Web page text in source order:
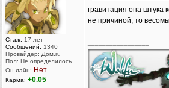
Стаж: 17 лет
Сообщений: 1340
Провайдер: Дом.ru
Пол: Не определилось
Он-лайн: Нет
Карма: +0.05
гравитация она штука
не причиной, то